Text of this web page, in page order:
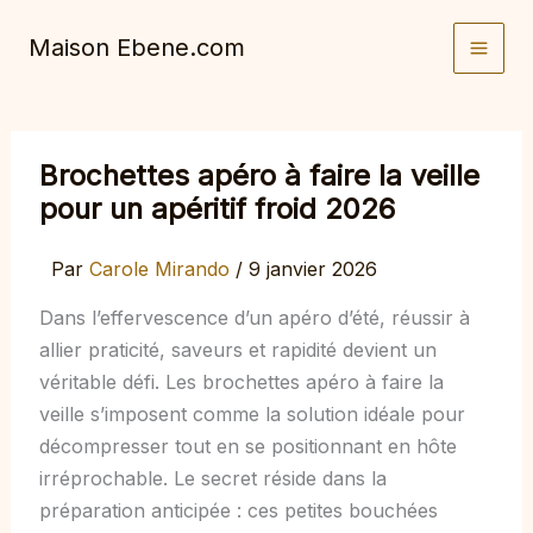
Maison Ebene.com
Brochettes apéro à faire la veille
pour un apéritif froid 2026
Par Carole Mirando / 9 janvier 2026
Dans l’effervescence d’un apéro d’été, réussir à
allier praticité, saveurs et rapidité devient un
véritable défi. Les brochettes apéro à faire la
veille s’imposent comme la solution idéale pour
décompresser tout en se positionnant en hôte
irréprochable. Le secret réside dans la
préparation anticipée : ces petites bouchées